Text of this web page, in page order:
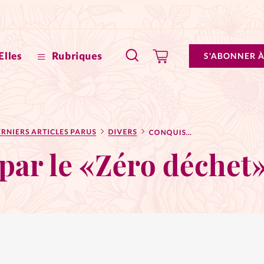
Rubriques S'ABONNER
Faire un don
La Boutique
ARTICLES PARUS DIVERS CONQUISES PAR LE «ZÉRO DÉCHET»
le «Zéro